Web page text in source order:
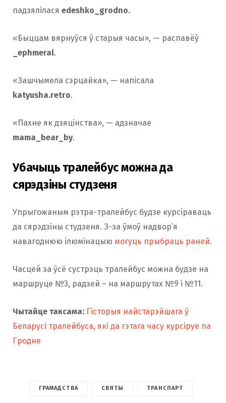
падзялілася edeshko_grodno.
«Быццам вярнуўся ў старыя часы», — распавёў
_ephmeral.
«Зашчымела сэрцайка», — напісала
katyusha.retro.
«Пахне як дзяцінства», — адзначае
mama_bear_by.
Убачыць тралейбус можна да
сярэдзіны студзеня
Упрыгожаным рэтра-тралейбус будзе курсіраваць
да сярэдзіны студзеня. З-за ўмоў надвор’я
навагоднюю ілюмінацыю могуць прыбраць раней.
Часцей за ўсё сустрэць тралейбус можна будзе на
маршруце №3, радзей – на маршрутах №9 і №11.
Чытайце таксама: Гісторыя найстарэйшага ў
Беларусі тралейбуса, які да гэтага часу курсіруе па
Гродне
ГРАМАДСТВА СВЯТЫ ТРАНСПАРТ